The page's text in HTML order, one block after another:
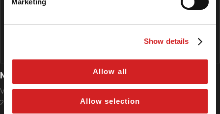
Show details
Allow all
Allow selection
MONZA CENTRO
Via Francesco Zanzi, 19
20900 Monza (MB)